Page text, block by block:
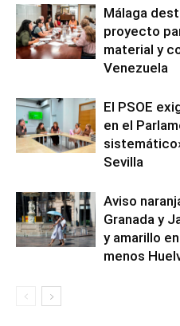
Málaga
proyecto
material y
Venezuela
El PSOE
en el
Sevilla
Aviso
Granada y
y amarillo
menos